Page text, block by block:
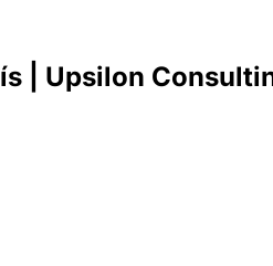
| Upsilon